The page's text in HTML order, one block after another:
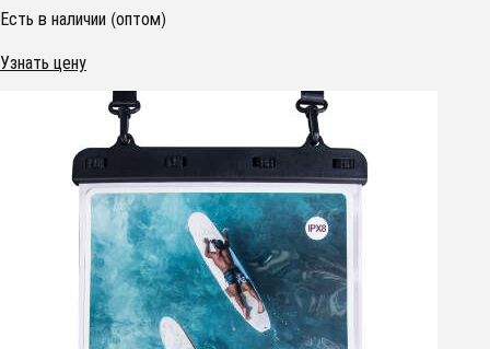
Есть в наличии (оптом)
Узнать цену